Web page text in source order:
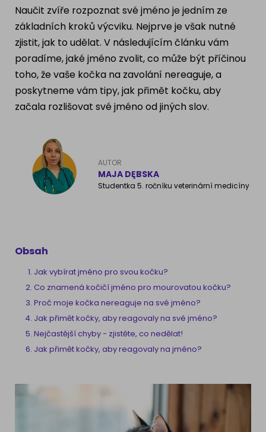
PLEMENA PSŮ
Francouzský buldog
Dalmatín
Zlatý retrívr
Atlas psů
Britská krátkosrstá kočka
Bengálská kočka
Kanadský Sphynx
Naučit zvíře rozpoznat své jméno je jedním ze
základních kroků výcviku. Nejprve je však nutné
zjistit, jak to udělat. V následujícím článku vám
poradíme, jaké jméno zvolit, co může být příčinou
toho, že vaše kočka na zavolání nereaguje, a
poskytneme vám tipy, jak přimět kočku, aby
začala rozlišovat své jméno od jiných slov.
AUTOR
MAJA DĘBSKA
Studentka 5. ročníku veterinární medicíny
Obsah
Jak vybírat jméno pro svou kočku?
Co znamená kočičí jméno pro mourovatou kočku?
Proč moje kočka nereaguje na své jméno?
Jak přimět kočky, aby reagovaly na své jméno?
Nejčastější chyby - zjistěte, co nedělat!
Jak přimět kočky, aby reagovaly na jméno?